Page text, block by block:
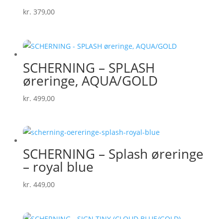
kr. 379,00
SCHERNING – SPLASH
øreringe, AQUA/GOLD
kr. 499,00
SCHERNING – Splash øreringe
– royal blue
kr. 449,00